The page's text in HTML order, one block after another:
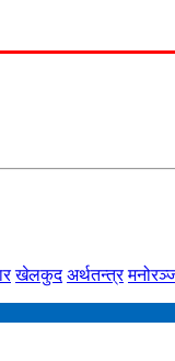
खेलकुद अर्थतन्त्र